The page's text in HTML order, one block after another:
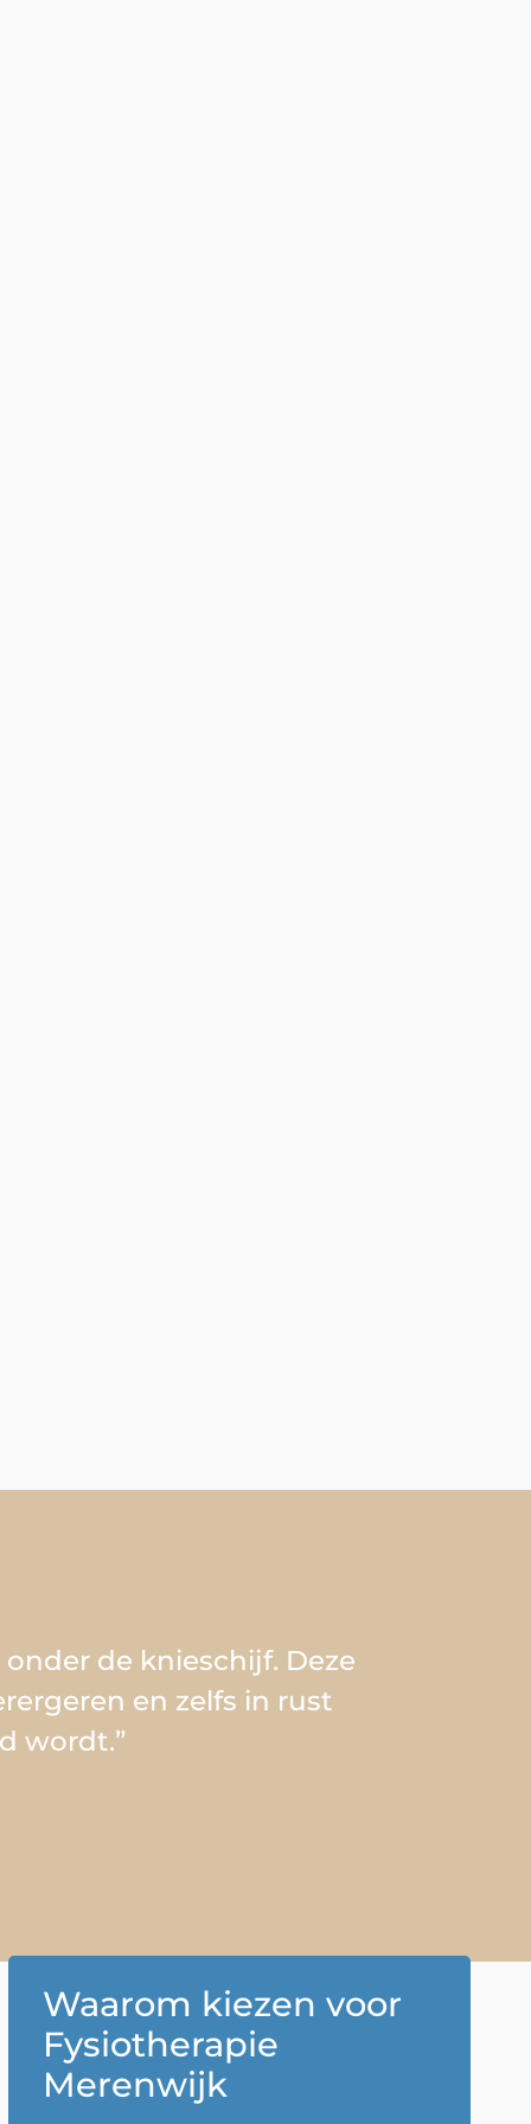
de knieschijf. Deze
en zelfs in rust
wordt.”
Waarom kiezen voor
Fysiotherapie
Merenwijk